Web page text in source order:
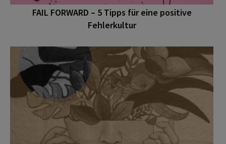
FAIL FORWARD – 5 Tipps für eine positive
Fehlerkultur